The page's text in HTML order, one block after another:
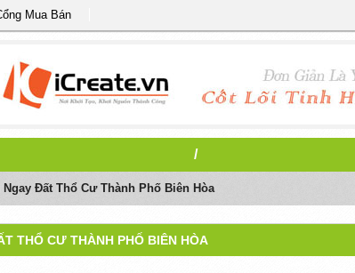
Mua Bán
/
Đất Thổ Cư Thành Phố Biên Hòa
THỔ CƯ THÀNH PHỐ BIÊN HÒA